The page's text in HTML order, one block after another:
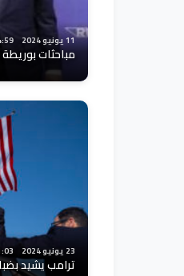
11 يونيو 2024
مباحثات
23 يونيو 2024
ترامب يشيد